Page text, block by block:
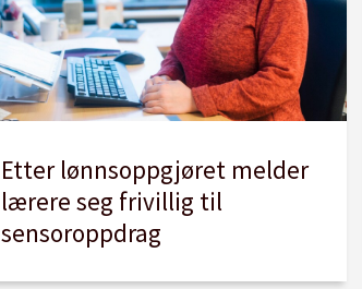
Etter lønnsoppgjøret melder
lærere seg frivillig til
sensoroppdrag